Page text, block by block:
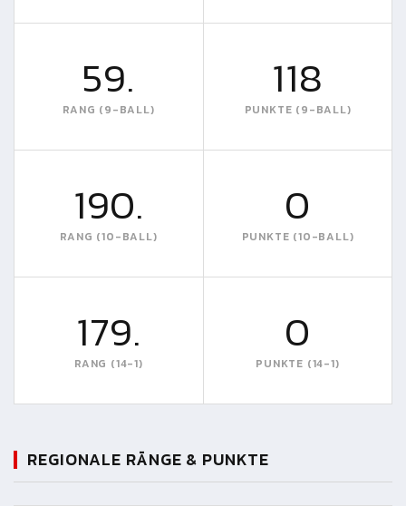
59.
RANG (9-BALL)
118
PUNKTE (9-BALL)
190.
RANG (10-BALL)
0
PUNKTE (10-BALL)
179.
RANG (14-1)
0
PUNKTE (14-1)
REGIONALE RÄNGE & PUNKTE